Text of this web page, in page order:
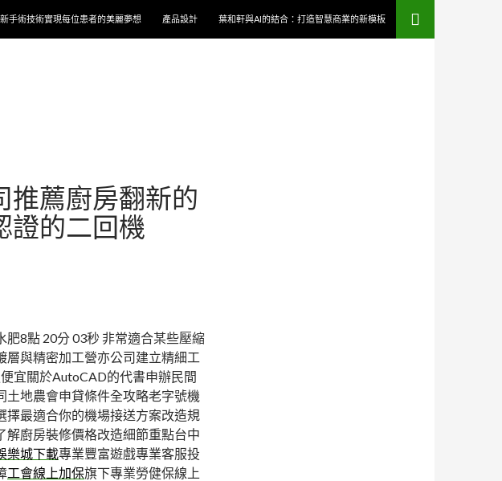
手術技術實現每位患者的美麗夢想
產品設計 葉和軒與AI的結合：打造智慧商業的新模板
推薦廚房翻新的
證的二回機
肥8點 20分 03秒 非常適合某些壓縮
層與精密加工營亦公司建立精細工
宜關於AutoCAD的代書申辦民間
土地農會申貸條件全攻略老字號機
擇最適合你的機場接送方案改造規
解廚房裝修價格改造細節重點台中
樂城下載專業豐富遊戲專業客服投
工會線上加保旗下專業勞健保線上